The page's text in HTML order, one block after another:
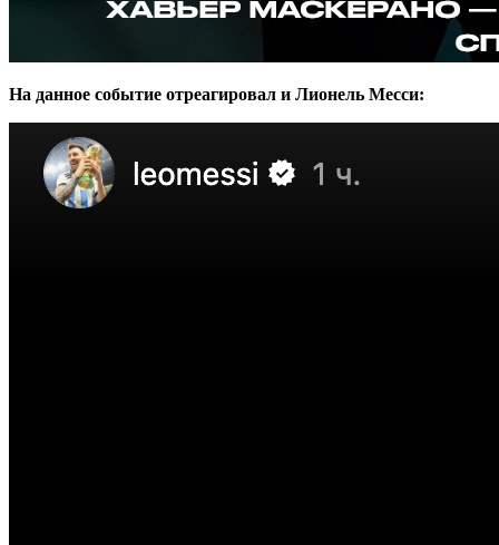
На данное событие отреагировал и Лионель Месси: